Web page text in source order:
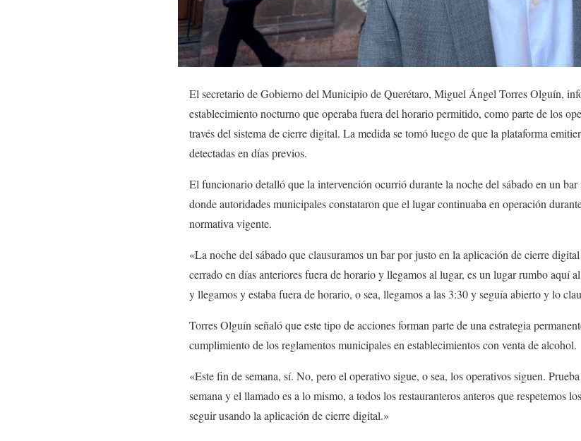
El secretario de Gobierno del Municipio de Querétaro, Miguel Ángel Torres Olguín,
establecimiento nocturno que operaba fuera del horario permitido, como parte de los
través del sistema de cierre digital. La medida se tomó luego de que la plataforma
detectadas en días previos.
El funcionario detalló que la intervención ocurrió durante la noche del sábado en un
donde autoridades municipales constataron que el lugar continuaba en operación
normativa vigente.
«La noche del sábado que clausuramos un bar por justo en la aplicación de cierre
cerrado en días anteriores fuera de horario y llegamos al lugar, es un lugar rumbo aquí
y llegamos y estaba fuera de horario, o sea, llegamos a las 3:30 y seguía abierto y lo
Torres Olguín señaló que este tipo de acciones forman parte de una estrategia
cumplimiento de los reglamentos municipales en establecimientos con venta de alcohol.
«Este fin de semana, sí. No, pero el operativo sigue, o sea, los operativos siguen.
semana y el llamado es a lo mismo, a todos los restauranteros anteros que respetemos
seguir usando la aplicación de cierre digital.»